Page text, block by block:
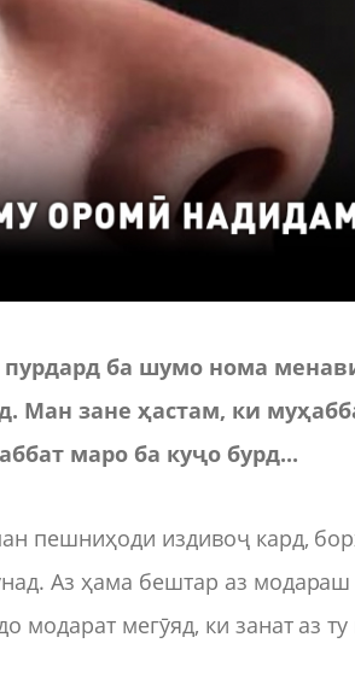
пурдард ба шумо нома
Ман зане ҳастам, ки
маро ба куҷо бурд...
пешниҳоди издивоҷ кард,
Аз ҳама бештар аз
мегӯяд, ки занат аз ту